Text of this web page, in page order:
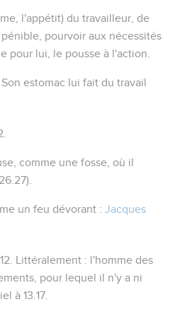
l'appétit) du travailleur, de
pourvoir aux nécessités
pour lui , le pousse à l'action.
. Son estomac lui fait du travail
, comme une fosse, où il
26.27).
un feu dévorant : Jacques
. Littéralement : l'homme des
pour lequel il n'y a ni
à 13.17